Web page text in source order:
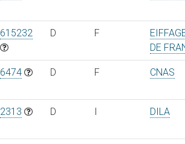
615232 D F
DE
6474 D F CNAS
2313 D I DILA